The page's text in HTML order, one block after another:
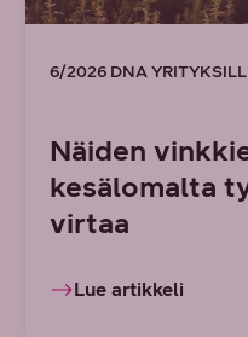
6/2026 DNA
Näiden
kesälomalta
virtaa
Lue artikkeli